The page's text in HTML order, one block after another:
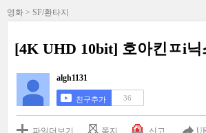
영화 > SF/환타지
[4K UHD 10bit] 호아킨ㅍi닉
algh1131
친구추가 36
파일더보기 쪽지 신고